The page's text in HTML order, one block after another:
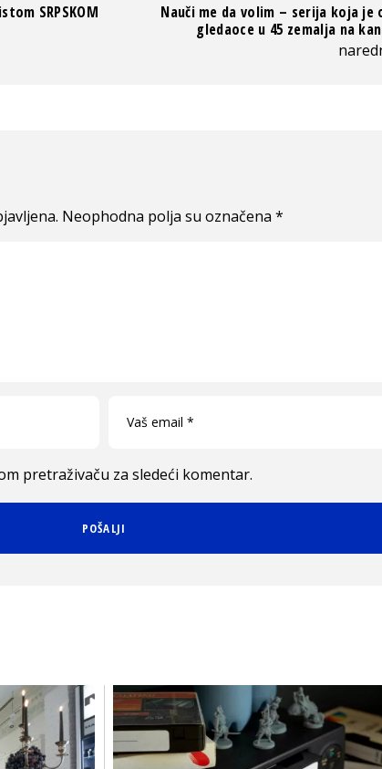
SRPSKOM
Nauči me da volim – serija koja je
gledaoce u 45 zemalja na
Neophodna polja su označena *
pretraživaču za sledeći komentar.